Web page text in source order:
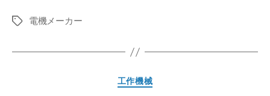
就
タ
電機メーカー
カ
工作機械